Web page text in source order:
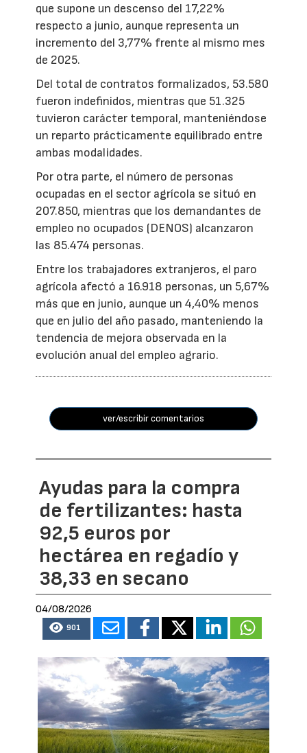
que supone un descenso del 17,22%
respecto a junio, aunque representa un
incremento del 3,77% frente al mismo mes
de 2025.
Del total de contratos formalizados, 53.580
fueron indefinidos, mientras que 51.325
tuvieron carácter temporal, manteniéndose
un reparto prácticamente equilibrado entre
ambas modalidades.
Por otra parte, el número de personas
ocupadas en el sector agrícola se situó en
207.850, mientras que los demandantes de
empleo no ocupados (DENOS) alcanzaron
las 85.474 personas.
Entre los trabajadores extranjeros, el paro
agrícola afectó a 16.918 personas, un 5,67%
más que en junio, aunque un 4,40% menos
que en julio del año pasado, manteniendo la
tendencia de mejora observada en la
evolución anual del empleo agrario.
ver/escribir comentarios
Ayudas para la compra
de fertilizantes: hasta
92,5 euros por
hectárea en regadío y
38,33 en secano
04/08/2026
901